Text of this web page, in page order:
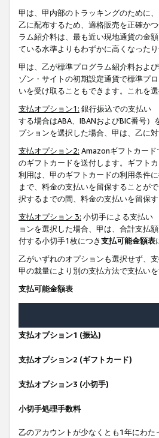
甲は、甲内部のトラッキングのために
乙に配布するため、適格販売を正確か
ラム紹介料は、最も近い現地通貨の金
ている水準よりもわずかに高くなった
甲は、乙が標準プログラム紹介料およ
ゾン・サイトの初期設定通貨で標準プ
いを受け取ることもできます。これを
支払オプション1: 銀行振込での支払い
する場合はABA、IBANおよびBIC番号
プションを選択した場合、甲は、乙に
支払オプション2: Amazonギフトカー
のギフトカードを送付します。ギフト
利用は、甲のギフトカードの利用条件
まで、料金の支払いを留保することが
択するまでの間、料金の支払いを留保す
支払オプション 3: 小切手による支払い
ョンを選択した場合、甲は、合計支払
付する小切手1枚につき支払可能金額表
乙がいずれのオプションも選択せず、
甲の裁量により別の支払方法で支払い
支払可能金額表
支払オプション1 (振込)
支払オプション2 (ギフトカード)
支払オプション3 (小切手)
小切手処理手数料
乙のアカウントが少なくとも1年にわ